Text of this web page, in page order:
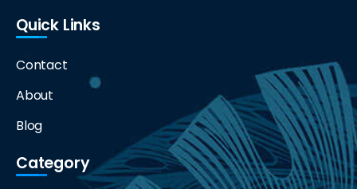
Quick Links
Contact
About
Blog
Category